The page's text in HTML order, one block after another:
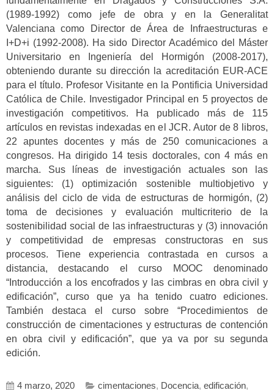
(1989-1992) como jefe de obra y en la Generalitat
Valenciana como Director de Área de Infraestructuras e
I+D+i (1992-2008). Ha sido Director Académico del Máster
Universitario en Ingeniería del Hormigón (2008-2017),
obteniendo durante su dirección la acreditación EUR-ACE
para el título. Profesor Visitante en la Pontificia Universidad
Católica de Chile. Investigador Principal en 5 proyectos de
investigación competitivos. Ha publicado más de 115
artículos en revistas indexadas en el JCR. Autor de 8 libros,
22 apuntes docentes y más de 250 comunicaciones a
congresos. Ha dirigido 14 tesis doctorales, con 4 más en
marcha. Sus líneas de investigación actuales son las
siguientes: (1) optimización sostenible multiobjetivo y
análisis del ciclo de vida de estructuras de hormigón, (2)
toma de decisiones y evaluación multicriterio de la
sostenibilidad social de las infraestructuras y (3) innovación
y competitividad de empresas constructoras en sus
procesos. Tiene experiencia contrastada en cursos a
distancia, destacando el curso MOOC denominado
“Introducción a los encofrados y las cimbras en obra civil y
edificación”, curso que ya ha tenido cuatro ediciones.
También destaca el curso sobre “Procedimientos de
construcción de cimentaciones y estructuras de contención
en obra civil y edificación”, que ya va por su segunda
edición.
4 marzo, 2020 cimentaciones, Docencia, edificación,